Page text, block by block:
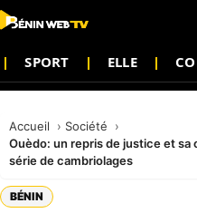
SPORT ELLE
Accueil
Société
Ouèdo: un repris de justice et
série de cambriolages
BÉNIN